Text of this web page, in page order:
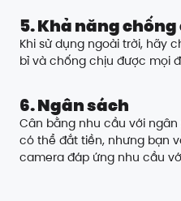
5. Khả năng
Khi sử dụng ngoài trời, hãy
bỉ và chống chịu được mọi
6. Ngân sách
Cân bằng nhu cầu với
có thể đắt tiền, nhưng bạn
camera đáp ứng nhu cầu